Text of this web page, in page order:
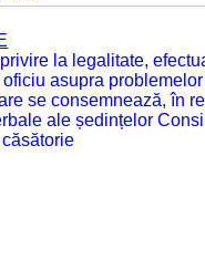
la legalitate,
asupra
se consemnează, în
ale ședințelor